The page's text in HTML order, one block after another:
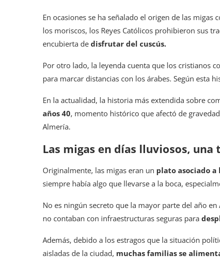
En ocasiones se ha señalado el origen de las
los moriscos, los Reyes Católicos prohibieron sus
encubierta de disfrutar del cuscús.
Por otro lado, la leyenda cuenta que los cristianos
para marcar distancias con los árabes. Según esta
En la actualidad, la historia más extendida sobre
años 40, momento histórico que afectó de
Almería.
Las migas en días lluviosos,
Originalmente, las migas eran un plato asociado
siempre había algo que llevarse a la boca,
No es ningún secreto que la mayor parte del año
no contaban con infraestructuras seguras para
Además, debido a los estragos que la situación
aisladas de la ciudad, muchas familias se